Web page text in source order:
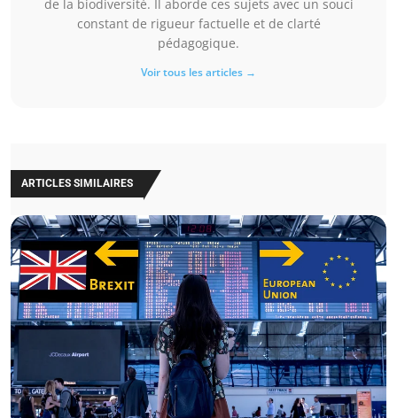
de la biodiversité. Il aborde ces sujets avec un souci
constant de rigueur factuelle et de clarté
pédagogique.
Voir tous les articles →
ARTICLES SIMILAIRES